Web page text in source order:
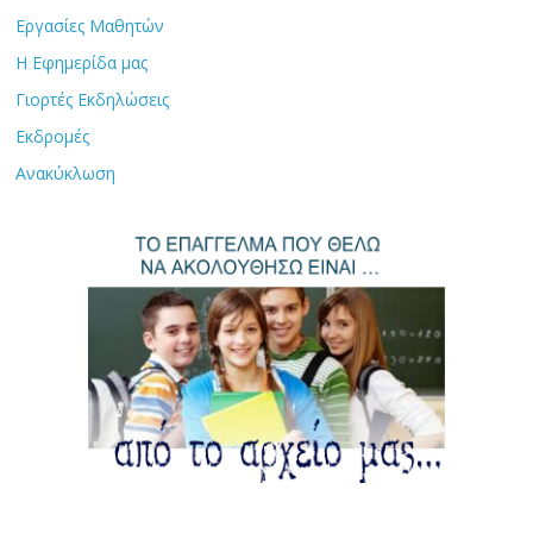
Εργασίες Μαθητών
Η Εφημερίδα μας
Γιορτές Εκδηλώσεις
Εκδρομές
Ανακύκλωση